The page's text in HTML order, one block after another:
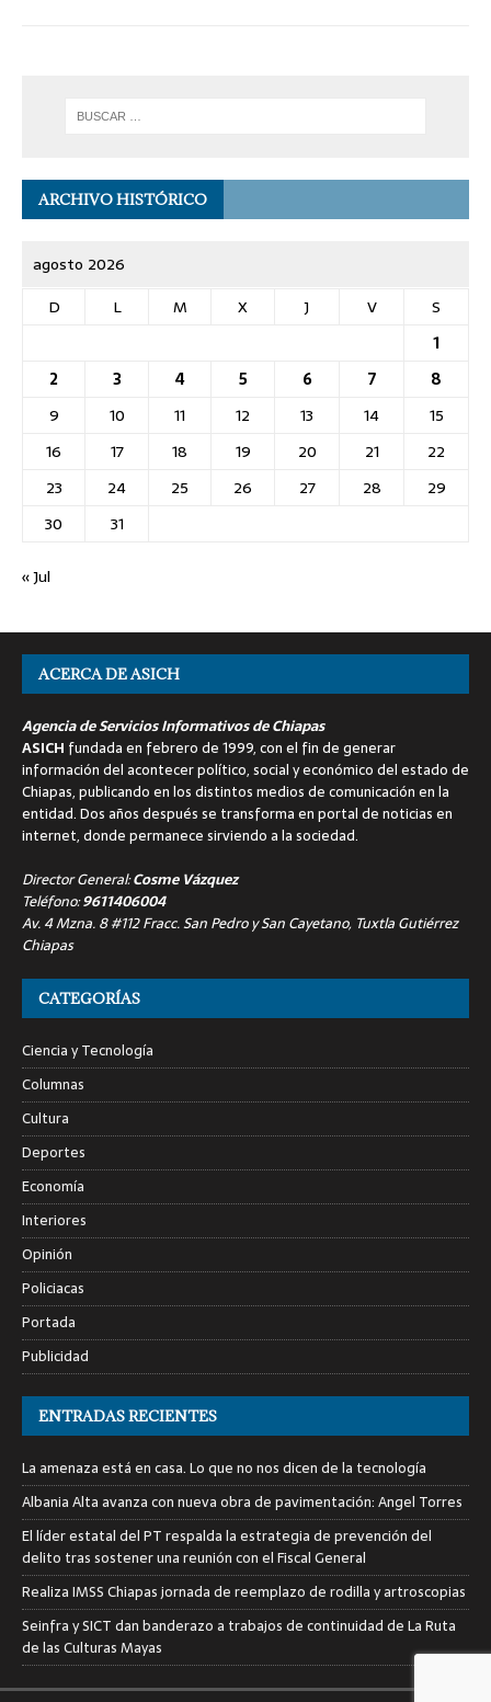
ARCHIVO HISTÓRICO
agosto 2026
D
L M X J V
S
1
2
3 4 5 6 7
8
9
10 11 12 13 14
15
16
17 18 19 20 21
22
23
24 25 26 27 28
29
30
31
« Jul
ACERCA DE ASICH
Agencia de Servicios Informativos de Chiapas
ASICH fundada en febrero de 1999, con el fin de generar
información del acontecer político, social y económico del estado de
Chiapas, publicando en los distintos medios de comunicación en la
entidad. Dos años después se transforma en portal de noticias en
internet, donde permanece sirviendo a la sociedad.
Director General:Cosme Vázquez
Teléfono:9611406004
Av. 4 Mzna. 8 #112 Fracc. San Pedro y San Cayetano, Tuxtla Gutiérrez
Chiapas
CATEGORÍAS
Ciencia y Tecnología
Columnas
Cultura
Deportes
Economía
Interiores
Opinión
Policiacas
Portada
Publicidad
ENTRADAS RECIENTES
La amenaza está en casa. Lo que no nos dicen de la tecnología
Albania Alta avanza con nueva obra de pavimentación: Angel Torres
El líder estatal del PT respalda la estrategia de prevención del
delito tras sostener una reunión con el Fiscal General
Realiza IMSS Chiapas jornada de reemplazo de rodilla y artroscopias
Seinfra y SICT dan banderazo a trabajos de continuidad de La Ruta
de las Culturas Mayas